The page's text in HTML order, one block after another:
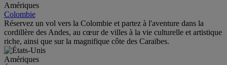
Amériques
Colombie
Réservez un vol vers la Colombie et partez à l'aventure dans la
cordillère des Andes, au cœur de villes à la vie culturelle et artistique
riche, ainsi que sur la magnifique côte des Caraïbes.
Amériques